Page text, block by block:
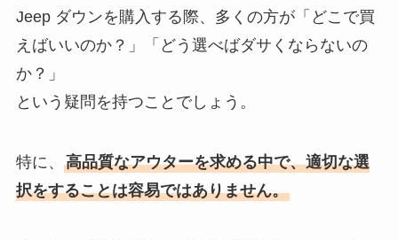
Jeep ダウンを購入する際、多くの方が「どこで買
えばいいのか？」「どう選べばダサくならないの
か？」
という疑問を持つことでしょう。
特に、 高品質なアウターを求める中で、適切な選
択をすることは容易ではありません。